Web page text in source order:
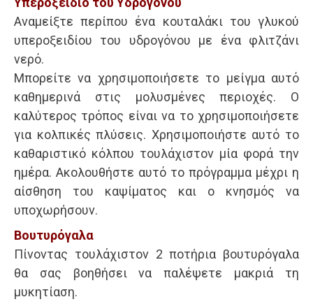
Αναμείξτε περίπου ένα κουταλάκι του γλυκού
υπεροξειδίου του υδρογόνου με ένα φλιτζάνι
νερό.
Μπορείτε να χρησιμοποιήσετε το μείγμα αυτό
καθημερινά στις μολυσμένες περιοχές. Ο
καλύτερος τρόπος είναι να το χρησιμοποιήσετε
για κολπικές πλύσεις. Χρησιμοποιήστε αυτό το
καθαριστικό κόλπου τουλάχιστον μία φορά την
ημέρα. Ακολουθήστε αυτό το πρόγραμμα μέχρι η
αίσθηση του καψίματος και ο κνησμός να
υποχωρήσουν.
Βουτυρόγαλα
Πίνοντας τουλάχιστον 2 ποτήρια βουτυρόγαλα
θα σας βοηθήσει να παλέψετε μακριά τη
μυκητίαση.